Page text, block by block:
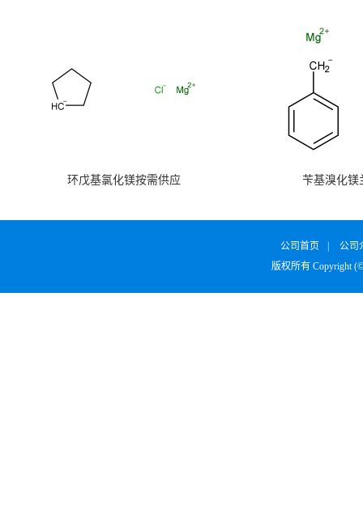
环戊基氯化镁按需供应 苄基溴化镁
公司首页
公司
版权所有 Copyright